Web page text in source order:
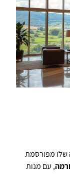
שלו מפורסמת
, עם מנות